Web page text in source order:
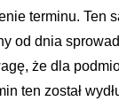
terminu. Ten
od dnia
że dla
ten został